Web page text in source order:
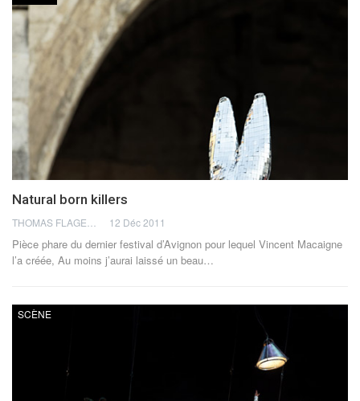
Natural born killers
12 Déc 2011
Pièce phare du dernier festival d’Avignon pour lequel Vincent Macaigne
l’a créée, Au moins j’aurai laissé un beau…
SCÈNE